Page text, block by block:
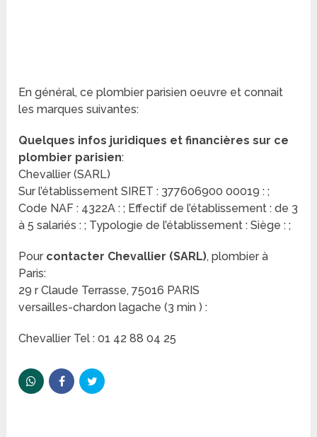
En général, ce plombier parisien oeuvre et connait
les marques suivantes:
Quelques infos juridiques et financières sur ce
plombier parisien:
Chevallier (SARL)
Sur l’établissement SIRET : 377606900 00019 : ;
Code NAF : 4322A : ; Effectif de l’établissement : de 3
à 5 salariés : ; Typologie de l’établissement : Siège : ;
Pour contacter Chevallier (SARL), plombier à
Paris:
29 r Claude Terrasse, 75016 PARIS
versailles-chardon lagache (3 min ) :
Chevallier Tel : 01 42 88 04 25